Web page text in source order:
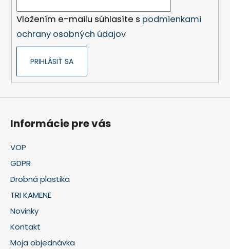
Vložením e-mailu súhlasíte s podmienkami
ochrany osobných údajov
PRIHLÁSIŤ SA
Informácie pre vás
VOP
GDPR
Drobná plastika
TRI KAMENE
Novinky
Kontakt
Moja objednávka